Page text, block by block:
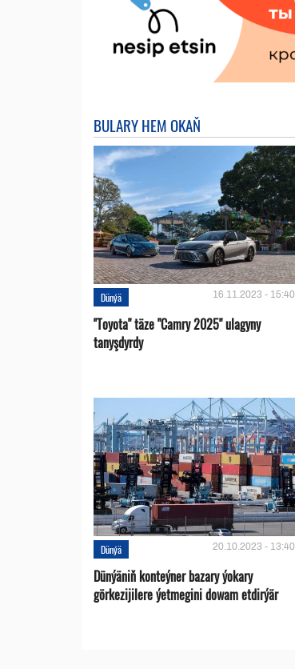
BULARY HEM OKAŇ
Dünýä 16.11.2023 - 15:40
''Toyota" täze "Camry 2025" ulagyny
tanyşdyrdy
Dünýä 20.10.2023 - 13:40
Dünýäniň konteýner bazary ýokary
görkezijilere ýetmegini dowam etdirýär